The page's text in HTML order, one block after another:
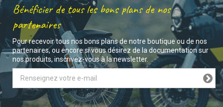
Bénéficier de tous les bons plans de nos
partenaires
Pour recevoir tous nos bons plans de notre boutique ou de nos
partenaires, ou encore si vous désirez de la documentation sur
nos produits, inscrivez-vous à la newsletter.